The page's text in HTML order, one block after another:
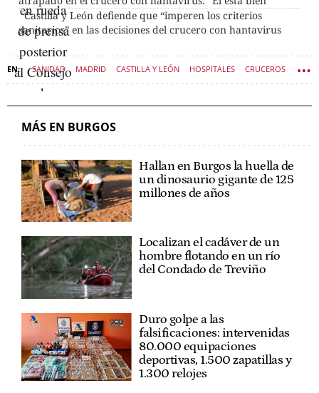
Castilla y León defiende que “imperen los criterios
sanitarios” en las decisiones del crucero con hantavirus
SANIDAD MADRID CASTILLA Y LEÓN HOSPITALES CRUCEROS
BURGOS (PROVINCIA)
MÁS EN BURGOS
Hallan en Burgos la huella de
un dinosaurio gigante de 125
millones de años
Localizan el cadáver de un
hombre flotando en un río
del Condado de Treviño
Duro golpe a las
falsificaciones: intervenidas
80.000 equipaciones
deportivas, 1.500 zapatillas y
1.300 relojes